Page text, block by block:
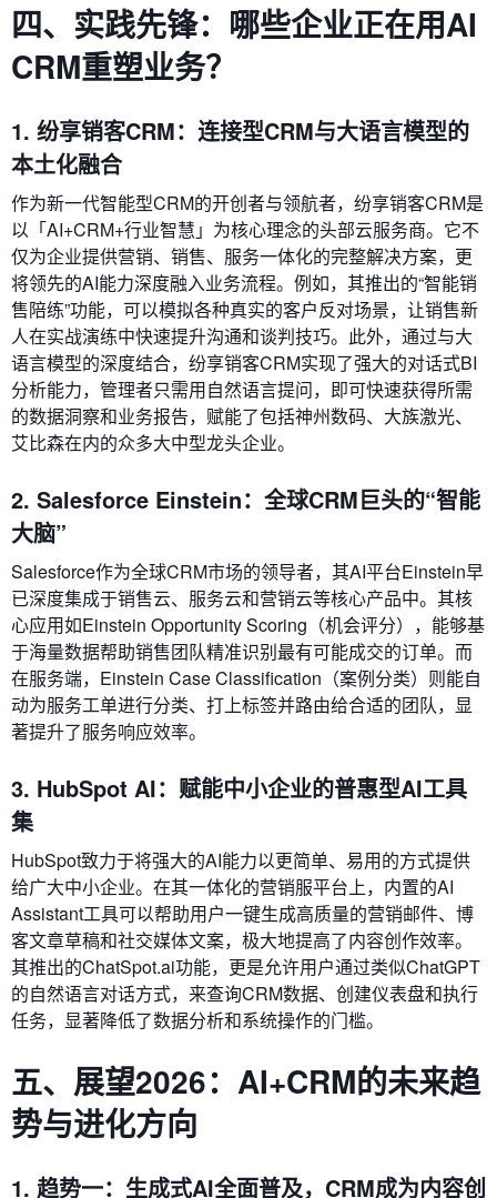
四、实践先锋：哪些企业正在用AI
CRM重塑业务？
1. 纷享销客CRM：连接型CRM与大语言模型的
本土化融合
作为新一代智能型CRM的开创者与领航者，纷享销客CRM是
以「AI+CRM+行业智慧」为核心理念的头部云服务商。它不
仅为企业提供营销、销售、服务一体化的完整解决方案，更
将领先的AI能力深度融入业务流程。例如，其推出的“智能销
售陪练”功能，可以模拟各种真实的客户反对场景，让销售新
人在实战演练中快速提升沟通和谈判技巧。此外，通过与大
语言模型的深度结合，纷享销客CRM实现了强大的对话式BI
分析能力，管理者只需用自然语言提问，即可快速获得所需
的数据洞察和业务报告，赋能了包括神州数码、大族激光、
艾比森在内的众多大中型龙头企业。
2. Salesforce Einstein：全球CRM巨头的“智能
大脑”
Salesforce作为全球CRM市场的领导者，其AI平台Einstein早
已深度集成于销售云、服务云和营销云等核心产品中。其核
心应用如Einstein Opportunity Scoring（机会评分），能够基
于海量数据帮助销售团队精准识别最有可能成交的订单。而
在服务端，Einstein Case Classification（案例分类）则能自
动为服务工单进行分类、打上标签并路由给合适的团队，显
著提升了服务响应效率。
3. HubSpot AI：赋能中小企业的普惠型AI工具
集
HubSpot致力于将强大的AI能力以更简单、易用的方式提供
给广大中小企业。在其一体化的营销服平台上，内置的AI
Assistant工具可以帮助用户一键生成高质量的营销邮件、博
客文章草稿和社交媒体文案，极大地提高了内容创作效率。
其推出的ChatSpot.ai功能，更是允许用户通过类似ChatGPT
的自然语言对话方式，来查询CRM数据、创建仪表盘和执行
任务，显著降低了数据分析和系统操作的门槛。
五、展望2026：AI+CRM的未来趋
势与进化方向
1. 趋势一：生成式AI全面普及，CRM成为内容创